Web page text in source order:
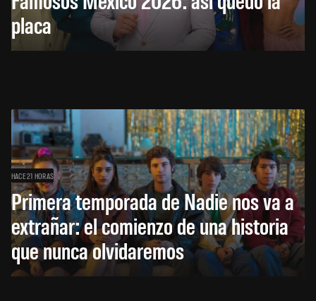
placa
HACE 21 HORAS
Primera temporada de Nadie nos va a
extrañar: el comienzo de una historia
que nunca olvidaremos